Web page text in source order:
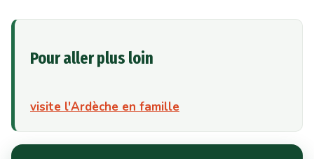
Pour aller plus loin
visite l'Ardèche en famille